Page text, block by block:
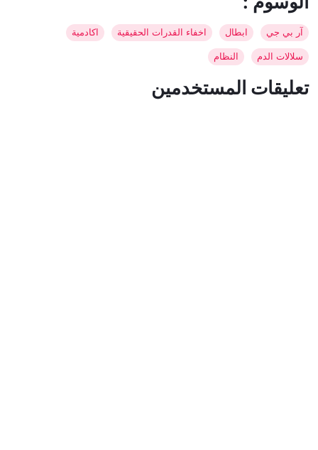
آر بي جي ابطال اخفاء القدرات الحقيقية اكادمية
سلالات الدم النظام
تعليقات المستخدمين